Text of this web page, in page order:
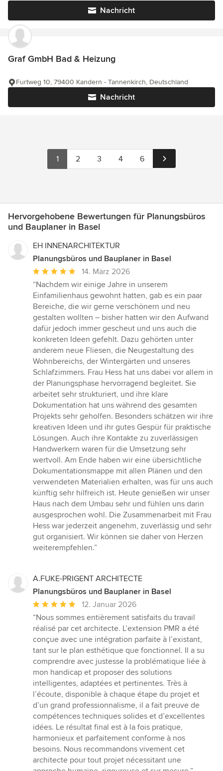
Nachricht
Graf GmbH Bad & Heizung
Nachricht
Furtweg 10, 79400 Kandern - Tannenkirch, Deutschland
1 2 3 4 6
Hervorgehobene Bewertungen für Planungsbüros
und Bauplaner in Basel
EH INNENARCHITEKTUR
Planungsbüros und Bauplaner in Basel
Durchschnittliche
Bewertung:
5
von
5
Sternen
14. März 2026
“Nachdem wir einige Jahre in unserem
Einfamilienhaus gewohnt hatten, gab es ein paar
Bereiche, die wir gerne verschönern und neu
gestalten wollten – bisher hatten wir den Aufwand
dafür jedoch immer gescheut und uns auch die
konkreten Ideen gefehlt. Dazu gehörten unter
anderem neue Fliesen, die Neugestaltung des
Wohnbereichs, der Wintergärten und unseres
Schlafzimmers. Frau Hess hat uns dabei vor allem in
der Planungsphase hervorragend begleitet. Sie
arbeitet sehr strukturiert, und ihre klare
Dokumentation hat uns während des gesamten
Projekts sehr geholfen. Besonders schätzen wir ihre
kreativen Ideen und ihr gutes Gespür für praktische
Lösungen. Auch ihre Kontakte zu zuverlässigen
Handwerkern waren für die Umsetzung sehr
wertvoll. Am Ende haben wir eine übersichtliche
Dokumentationsmappe mit allen Plänen und den
verwendeten Materialien erhalten, was für uns auch
künftig sehr hilfreich ist. Heute genießen wir unser
Haus nach dem Umbau sehr und fühlen uns darin
ausgesprochen wohl. Die Zusammenarbeit mit Frau
Hess war jederzeit angenehm, zuverlässig und sehr
gut organisiert. Wir können sie daher von Herzen
weiterempfehlen.”
A.FUKE-PRIGENT ARCHITECTE
Planungsbüros und Bauplaner in Basel
Durchschnittliche
Bewertung:
5
von
5
Sternen
12. Januar 2026
“Nous sommes entièrement satisfaits du travail
réalisé par cet architecte. L’extension PMR a été
conçue avec une intégration parfaite à l’existant,
tant sur le plan esthétique que fonctionnel. Il a su
comprendre avec justesse la problématique liée à
mon handicap et proposer des solutions
intelligentes, adaptées et pertinentes. Très à
l’écoute, disponible à chaque étape du projet et
d’un grand professionnalisme, il a fait preuve de
compétences techniques solides et d’excellentes
idées. Le résultat final est à la fois pratique,
harmonieux et parfaitement conforme à nos
besoins. Nous recommandons vivement cet
architecte pour tout projet nécessitant une